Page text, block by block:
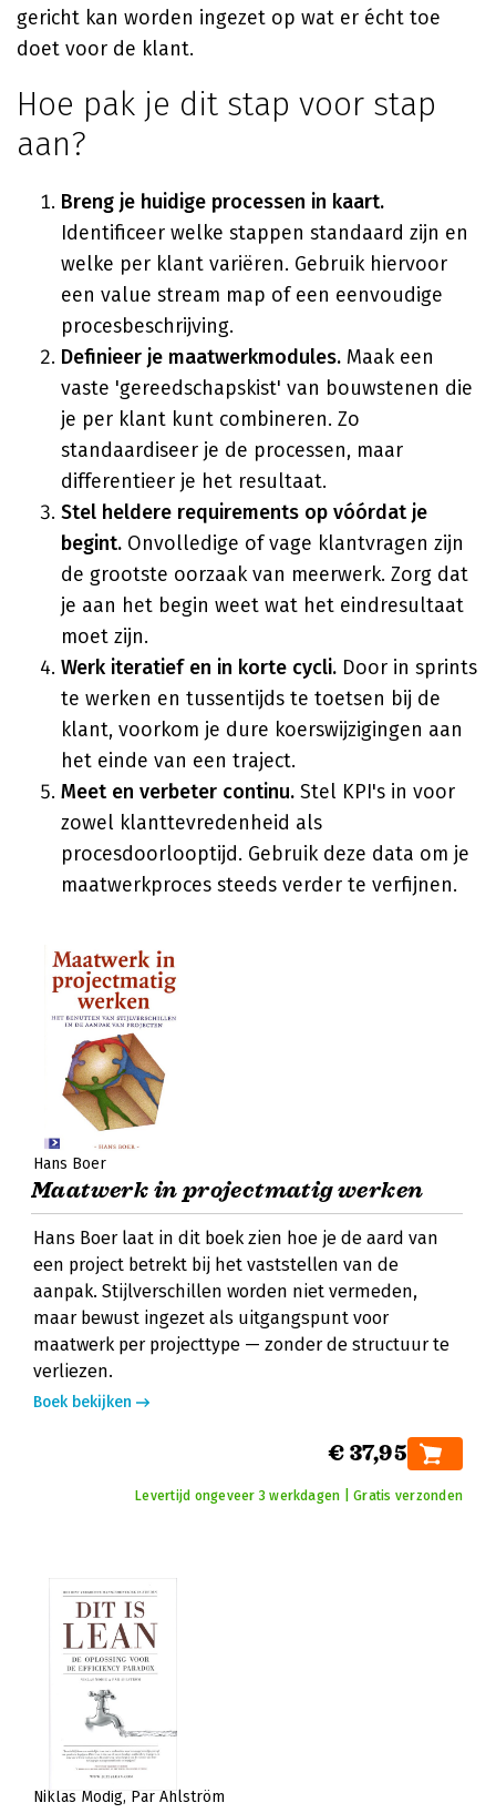
gericht kan worden ingezet op wat er écht toe
doet voor de klant.
Hoe pak je dit stap voor stap
aan?
Breng je huidige processen in kaart.
Identificeer welke stappen standaard zijn en
welke per klant variëren. Gebruik hiervoor
een value stream map of een eenvoudige
procesbeschrijving.
Definieer je maatwerkmodules. Maak een
vaste 'gereedschapskist' van bouwstenen die
je per klant kunt combineren. Zo
standaardiseer je de processen, maar
differentieer je het resultaat.
Stel heldere requirements op vóórdat je
begint. Onvolledige of vage klantvragen zijn
de grootste oorzaak van meerwerk. Zorg dat
je aan het begin weet wat het eindresultaat
moet zijn.
Werk iteratief en in korte cycli. Door in sprints
te werken en tussentijds te toetsen bij de
klant, voorkom je dure koerswijzigingen aan
het einde van een traject.
Meet en verbeter continu. Stel KPI's in voor
zowel klanttevredenheid als
procesdoorlooptijd. Gebruik deze data om je
maatwerkproces steeds verder te verfijnen.
Hans Boer
Maatwerk in projectmatig werken
Hans Boer laat in dit boek zien hoe je de aard van
een project betrekt bij het vaststellen van de
aanpak. Stijlverschillen worden niet vermeden,
maar bewust ingezet als uitgangspunt voor
maatwerk per projecttype — zonder de structuur te
verliezen.
Boek bekijken
€ 37,95
Levertijd ongeveer 3 werkdagen | Gratis verzonden
Niklas Modig Pär Ahlström